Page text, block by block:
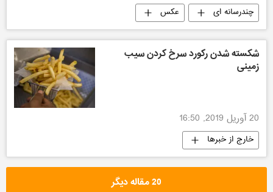
چندرسانه ای عکس
شکسته شدن رکورد سرخ کردن سیب
زمینی
20 آوریل 2019, 16:50
خارج از خبرها
20 مقاله دیگر